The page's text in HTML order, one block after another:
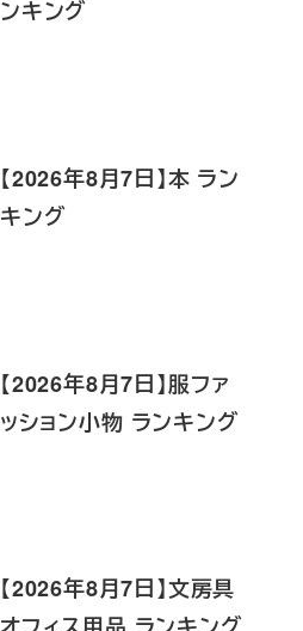
ンキング
【2026年8月7日】本 ラン
キング
【2026年8月7日】服ファ
ッション小物 ランキング
【2026年8月7日】文房具